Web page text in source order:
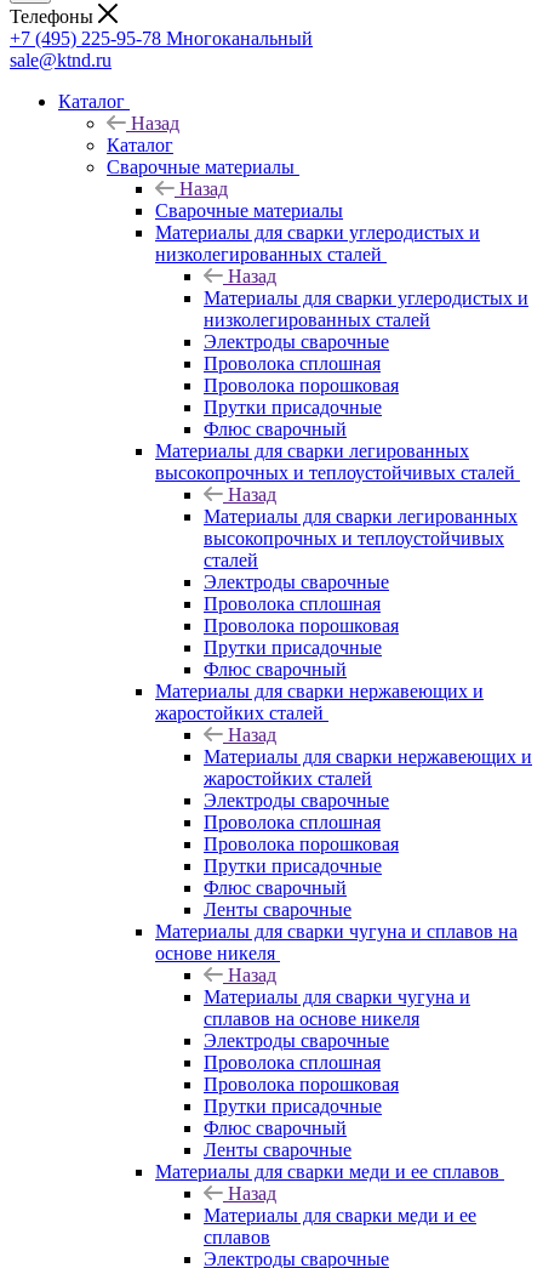
Телефоны
+7 (495) 225-95-78 Многоканальный
sale@ktnd.ru
Каталог
Назад
Каталог
Сварочные материалы
Назад
Сварочные материалы
Материалы для сварки углеродистых и
низколегированных сталей
Назад
Материалы для сварки углеродистых и
низколегированных сталей
Электроды сварочные
Проволока сплошная
Проволока порошковая
Прутки присадочные
Флюс сварочный
Материалы для сварки легированных
высокопрочных и теплоустойчивых сталей
Назад
Материалы для сварки легированных
высокопрочных и теплоустойчивых
сталей
Электроды сварочные
Проволока сплошная
Проволока порошковая
Прутки присадочные
Флюс сварочный
Материалы для сварки нержавеющих и
жаростойких сталей
Назад
Материалы для сварки нержавеющих и
жаростойких сталей
Электроды сварочные
Проволока сплошная
Проволока порошковая
Прутки присадочные
Флюс сварочный
Ленты сварочные
Материалы для сварки чугуна и сплавов на
основе никеля
Назад
Материалы для сварки чугуна и
сплавов на основе никеля
Электроды сварочные
Проволока сплошная
Проволока порошковая
Прутки присадочные
Флюс сварочный
Ленты сварочные
Материалы для сварки меди и ее сплавов
Назад
Материалы для сварки меди и ее
сплавов
Электроды сварочные